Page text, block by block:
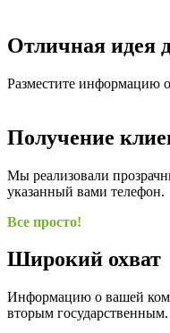
Отличная идея
Разместите информацию
Получение
Мы реализовали
указанный вами телефон.
Все просто!
Широкий охват
Информацию о вашей
вторым государственным.